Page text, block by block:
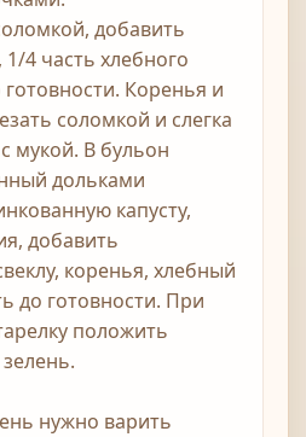
добавить
4 часть хлебного
Коренья и
соломкой и слегка
мукой. В бульон
дольками
капусту,
добавить
коренья, хлебный
до готовности. При
положить
нужно варить